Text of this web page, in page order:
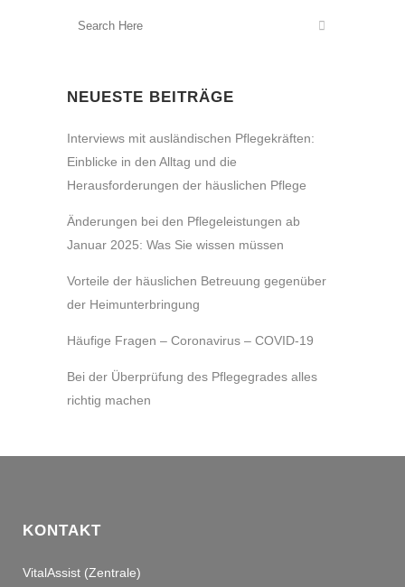
NEUESTE BEITRÄGE
Interviews mit ausländischen Pflegekräften:
Einblicke in den Alltag und die
Herausforderungen der häuslichen Pflege
Änderungen bei den Pflegeleistungen ab
Januar 2025: Was Sie wissen müssen
Vorteile der häuslichen Betreuung gegenüber
der Heimunterbringung
Häufige Fragen – Coronavirus – COVID-19
Bei der Überprüfung des Pflegegrades alles
richtig machen
KONTAKT
VitalAssist (Zentrale)